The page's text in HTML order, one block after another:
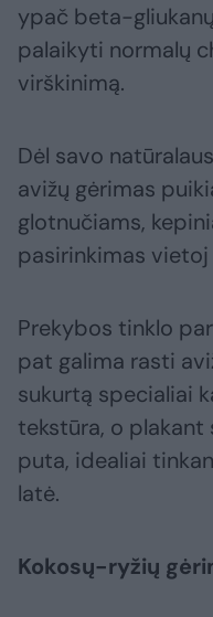
ypač beta-
palaikyti normalų
virškinimą.
Dėl savo
avižų gėrimas
glotnučiams,
pasirinkimas
Prekybos tinklo
pat galima rasti
sukurtą specialiai
tekstūra, o
puta, idealiai
latė.
Kokosų-ryžių